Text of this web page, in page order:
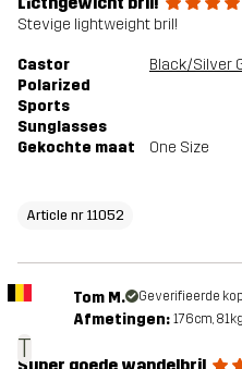
Stevige lightweight bril!
Castor
Polarized
Sports
Sunglasses
Gekochte maat One Size
Article nr 11052
T
Tom M. Geverifieerde
Afmetingen: 176cm, 81kg